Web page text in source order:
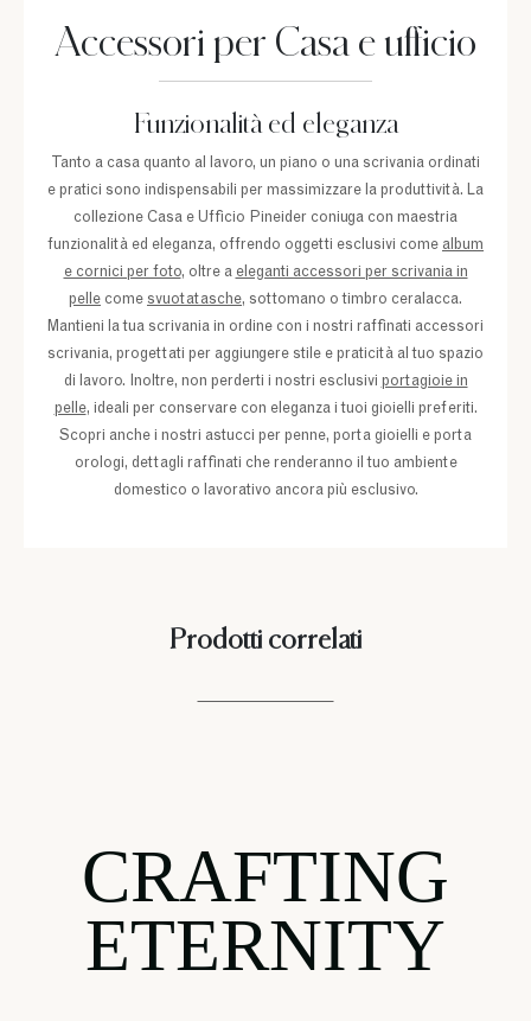
Accessori per Casa e ufficio
Funzionalità ed eleganza
Tanto a casa quanto al lavoro, un piano o una scrivania ordinati
e pratici sono indispensabili per massimizzare la produttività. La
collezione Casa e Ufficio Pineider coniuga con maestria
funzionalità ed eleganza, offrendo oggetti esclusivi come album
e cornici per foto, oltre a eleganti accessori per scrivania in
pelle come svuotatasche, sottomano o timbro ceralacca.
Mantieni la tua scrivania in ordine con i nostri raffinati accessori
scrivania, progettati per aggiungere stile e praticità al tuo spazio
di lavoro. Inoltre, non perderti i nostri esclusivi portagioie in
pelle, ideali per conservare con eleganza i tuoi gioielli preferiti.
Scopri anche i nostri astucci per penne, porta gioielli e porta
orologi, dettagli raffinati che renderanno il tuo ambiente
domestico o lavorativo ancora più esclusivo.
Prodotti correlati
CRAFTING
ETERNITY